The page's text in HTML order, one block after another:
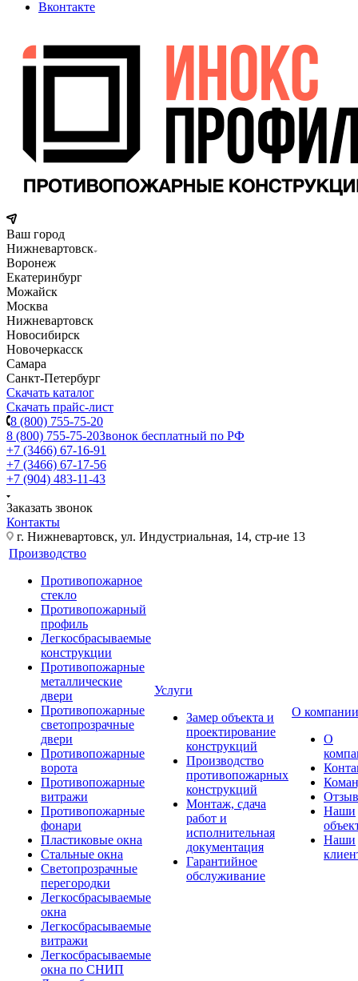
Вконтакте
Ваш город
Нижневартовск
Воронеж
Екатеринбург
Можайск
Москва
Нижневартовск
Новосибирск
Новочеркасск
Самара
Санкт-Петербург
Скачать каталог
Скачать прайс-лист
8 (800) 755-75-20
8 (800) 755-75-20Звонок бесплатный по РФ
+7 (3466) 67-16-91
+7 (3466) 67-17-56
+7 (904) 483-11-43
Заказать звонок
Контакты
г. Нижневартовск, ул. Индустриальная, 14, стр-ие 13
Производство
Противопожарное
стекло
Противопожарный
профиль
Легкосбрасываемые
конструкции
Противопожарные
металлические
двери
Противопожарные
светопрозрачные
двери
Противопожарные
ворота
Противопожарные
витражи
Противопожарные
фонари
Пластиковые окна
Стальные окна
Светопрозрачные
перегородки
Легкосбрасываемые
окна
Легкосбрасываемые
витражи
Легкосбрасываемые
окна по СНИП
Услуги
Замер объекта и
проектирование
конструкций
Производство
противопожарных
конструкций
Монтаж, сдача
работ и
исполнительная
документация
Гарантийное
обслуживание
О компании
О
Наши
Наши